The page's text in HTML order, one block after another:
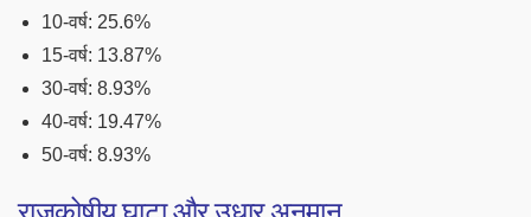
10-वर्ष: 25.6%
15-वर्ष: 13.87%
30-वर्ष: 8.93%
40-वर्ष: 19.47%
50-वर्ष: 8.93%